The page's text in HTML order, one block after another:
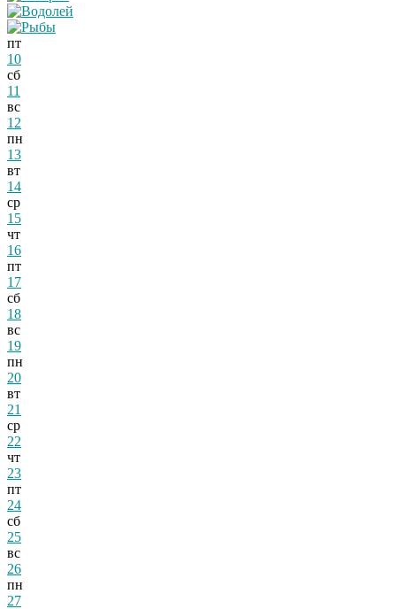
пт
10
сб
11
вс
12
пн
13
вт
14
ср
15
чт
16
пт
17
сб
18
вс
19
пн
20
вт
21
ср
22
чт
23
пт
24
сб
25
вс
26
пн
27